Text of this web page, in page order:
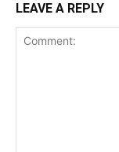
LEAVE A REPLY